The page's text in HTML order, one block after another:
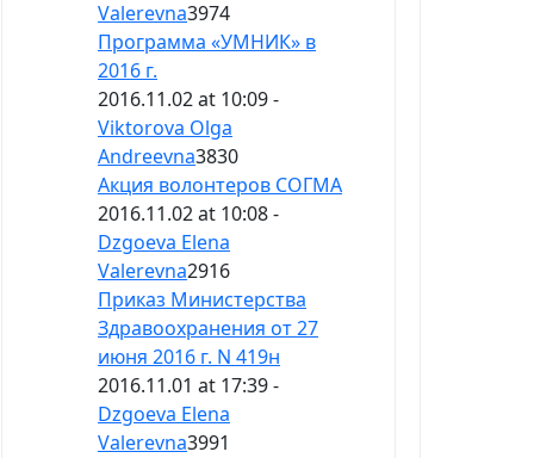
Valerevna3974
Программа «УМНИК» в
2016 г.
2016.11.02 at 10:09 -
Viktorova Olga
Andreevna3830
Акция волонтеров СОГМА
2016.11.02 at 10:08 -
Dzgoeva Elena
Valerevna2916
Приказ Министерства
Здравоохранения от 27
июня 2016 г. N 419н
2016.11.01 at 17:39 -
Dzgoeva Elena
Valerevna3991